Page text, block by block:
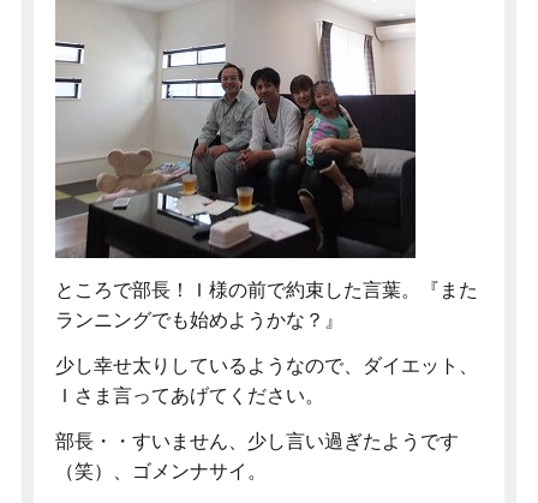
ところで部長！Ｉ様の前で約束した言葉。『また
ランニングでも始めようかな？』
少し幸せ太りしているようなので、ダイエット、
Ｉさま言ってあげてください。
部長・・すいません、少し言い過ぎたようです
（笑）、ゴメンナサイ。